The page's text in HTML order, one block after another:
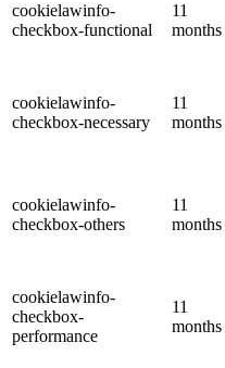
cookielawinfo-
checkbox-functional
11
months
cookielawinfo-
checkbox-necessary
11
months
cookielawinfo-
checkbox-others
11
months
cookielawinfo-
checkbox-
performance
11
months